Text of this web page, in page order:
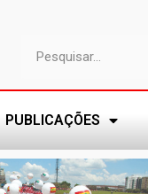
PUBLICAÇÕES